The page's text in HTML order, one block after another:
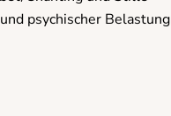
psychischer Belastung